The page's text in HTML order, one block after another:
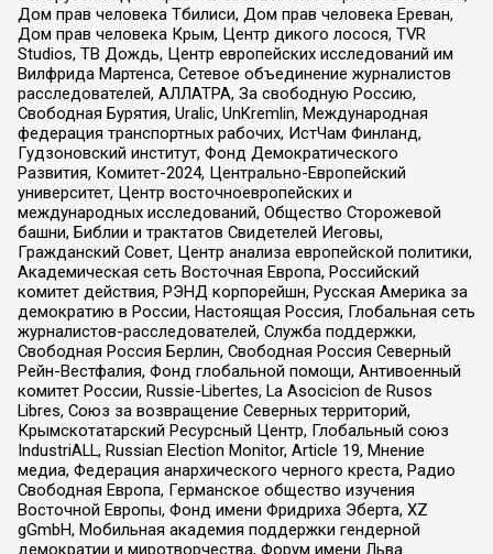
Дом прав человека Тбилиси, Дом прав человека Ереван,
Дом прав человека Крым, Центр дикого лосося, TVR
Studios, ТВ Дождь, Центр европейских исследований им
Вилфрида Мартенса, Сетевое объединение журналистов
расследователей, АЛЛАТРА, За свободную Россию,
Свободная Бурятия, Uralic, UnKremlin, Международная
федерация транспортных рабочих, ИстЧам Финланд,
Гудзоновский институт, Фонд Демократического
Развития, Комитет-2024, Центрально-Европейский
университет, Центр восточноевропейских и
международных исследований, Общество Сторожевой
башни, Библии и трактатов Свидетелей Иеговы,
Гражданский Совет, Центр анализа европейской политики,
Академическая сеть Восточная Европа, Российский
комитет действия, РЭНД корпорейшн, Русская Америка за
демократию в России, Настоящая Россия, Глобальная сеть
журналистов-расследователей, Служба поддержки,
Свободная Россия Берлин, Свободная Россия Северный
Рейн-Вестфалия, Фонд глобальной помощи, Антивоенный
комитет России, Russie-Libertes, La Asocicion de Rusos
Libres, Союз за возвращение Северных территорий,
Крымскотатарский Ресурсный Центр, Глобальный союз
IndustriALL, Russian Election Monitor, Article 19, Мнение
медиа, Федерация анархического черного креста, Радио
Свободная Европа, Германское общество изучения
Восточной Европы, Фонд имени Фридриха Эберта, XZ
gGmbH, Мобильная академия поддержки гендерной